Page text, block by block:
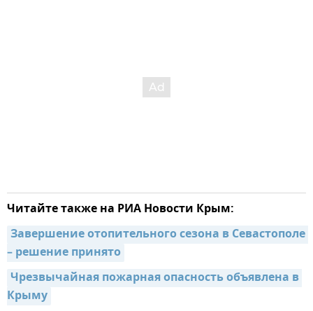
Читайте также на РИА Новости Крым:
Завершение отопительного сезона в Севастополе
– решение принято
Чрезвычайная пожарная опасность объявлена в
Крыму